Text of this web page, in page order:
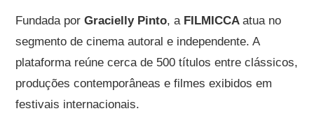
Fundada porGracielly Pinto, a FILMICCAatua no
segmento de cinema autoral e independente. A
plataforma reúne cerca de 500 títulos entre clássicos,
produções contemporâneas e filmes exibidos em
festivais internacionais.